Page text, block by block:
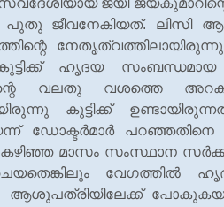
സ്വദേശിയായ ജയി
പുതു ജീവനേകിയത്.
ഹൃദയ സംബന്ധമായ
വലതു വശത്തെ അറകള്‍
കുട്ടിക്ക്
ഡോക്ടര്‍മാര്‍
മാസം സംസ്ഥാന
ചെയതെങ്കിലും വേഗത്തില്‍
ആശുപത്രിയിലേക്ക്